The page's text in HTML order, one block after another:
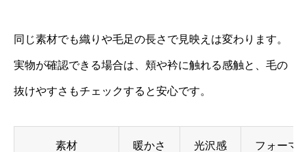
同じ素材でも織りや毛足の長さで見映えは変わります。
実物が確認できる場合は、頬や衿に触れる感触と、毛の
抜けやすさもチェックすると安心です。
素材 暖かさ 光沢感 フォーマ